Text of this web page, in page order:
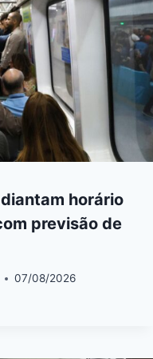
horário
previsão de
07/08/2026